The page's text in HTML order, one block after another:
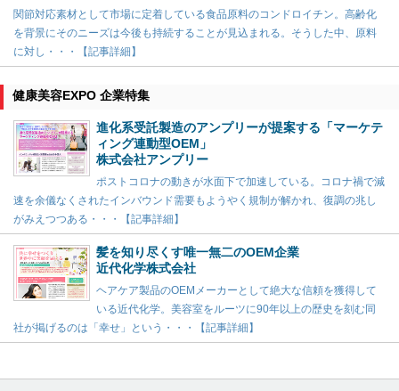
関節対応素材として市場に定着している食品原料のコンドロイチン。高齢化
を背景にそのニーズは今後も持続することが見込まれる。そうした中、原料
に対し・・・【記事詳細】
健康美容EXPO 企業特集
進化系受託製造のアンプリーが提案する「マーケテ
ィング連動型OEM」
株式会社アンプリー
ポストコロナの動きが水面下で加速している。コロナ禍で減
速を余儀なくされたインバウンド需要もようやく規制が解かれ、復調の兆し
がみえつつある・・・【記事詳細】
髪を知り尽くす唯一無二のOEM企業
近代化学株式会社
ヘアケア製品のOEMメーカーとして絶大な信頼を獲得して
いる近代化学。美容室をルーツに90年以上の歴史を刻む同
社が掲げるのは「幸せ」という・・・【記事詳細】